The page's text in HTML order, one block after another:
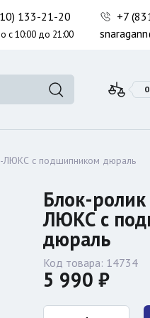
133-21-20
с 10:00 до 21:00
+7
0
ЛЮКС с подшипником дюраль
Блок-
ЛЮКС с
дюраль
Код товара: 14734
5 990 ₽